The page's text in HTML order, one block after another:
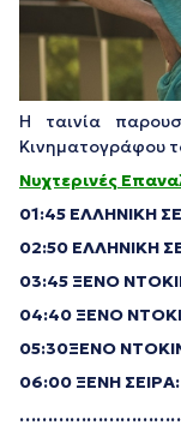
Η ταινία
Κινηματογράφου
Νυχτερινές
01:45 ΕΛΛΗΝΙΚΗ
02:50 ΕΛΛΗΝΙΚΗ
03:45 ΞΕΝΟ
04:40 ΞΕΝΟ
05:30ΞΕΝΟ
06:00 ΞΕΝΗ ΣΕΙΡΑ: